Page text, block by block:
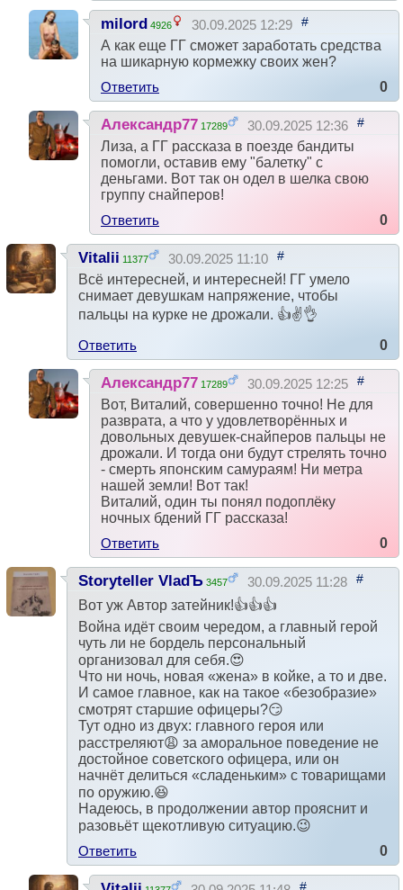
milord 4926 30.09.2025 12:29 #
А как еще ГГ сможет заработать средства
на шикарную кормежку своих жен?
Ответить
0
Александр77 17289 30.09.2025 12:36 #
Лиза, а ГГ рассказа в поезде бандиты
помогли, оставив ему "балетку" с
деньгами. Вот так он одел в шелка свою
группу снайперов!
Ответить
0
Vitalii 11377 30.09.2025 11:10 #
Всё интересней, и интересней! ГГ умело
снимает девушкам напряжение, чтобы
пальцы на курке не дрожали. 👍✌👌
Ответить
0
Александр77 17289 30.09.2025 12:25 #
Вот, Виталий, совершенно точно! Не для
разврата, а что у удовлетворённых и
довольных девушек-снайперов пальцы не
дрожали. И тогда они будут стрелять точно
- смерть японским самураям! Ни метра
нашей земли! Вот так!
Виталий, один ты понял подоплёку
ночных бдений ГГ рассказа!
Ответить
0
Storyteller VladЪ 3457 30.09.2025 11:28 #
Вот уж Автор затейник!👍👍👍
Война идёт своим чередом, а главный герой
чуть ли не бордель персональный
организовал для себя.😍
Что ни ночь, новая «жена» в койке, а то и две.
И самое главное, как на такое «безобразие»
смотрят старшие офицеры?😏
Тут одно из двух: главного героя или
расстреляют😩 за аморальное поведение не
достойное советского офицера, или он
начнёт делиться «сладеньким» с товарищами
по оружию.😆
Надеюсь, в продолжении автор прояснит и
разовьёт щекотливую ситуацию.😉
Ответить
0
#